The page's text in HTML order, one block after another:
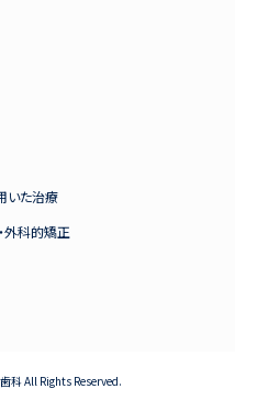
いた治療
外科的矯正
科 All Rights Reserved.